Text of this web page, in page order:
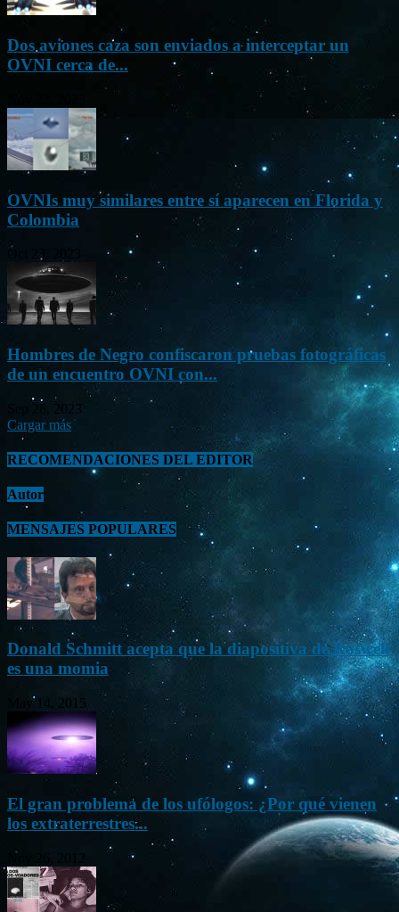
Dos aviones caza son enviados a interceptar un
OVNI cerca de...
OVNIs muy similares entre sí aparecen en Florida y
Colombia
Oct 23, 2023
Hombres de Negro confiscaron pruebas fotográficas
de un encuentro OVNI con...
Sep 26, 2023
Cargar más
RECOMENDACIONES DEL EDITOR
Autor
MENSAJES POPULARES
Donald Schmitt acepta que la diapositiva de Roswell
es una momia
May 14, 2015
El gran problema de los ufólogos: ¿Por qué vienen
los extraterrestres...
Nov 26, 2012